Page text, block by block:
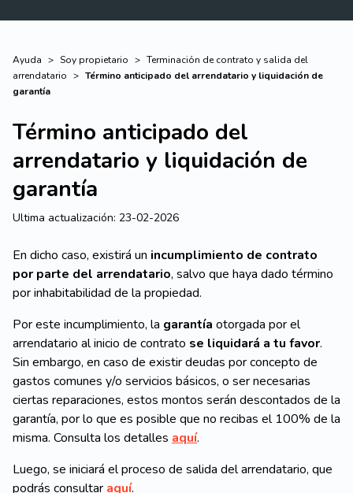
Ayuda > Soy propietario > Terminación de contrato y salida del
arrendatario > Término anticipado del arrendatario y liquidación de
garantía
Término anticipado del
arrendatario y liquidación de
garantía
Ultima actualización: 23-02-2026
En dicho caso, existirá un incumplimiento de contrato
por parte del arrendatario, salvo que haya dado término
por inhabitabilidad de la propiedad.
Por este incumplimiento, la garantía otorgada por el
arrendatario al inicio de contrato se liquidará a tu favor.
Sin embargo, en caso de existir deudas por concepto de
gastos comunes y/o servicios básicos, o ser necesarias
ciertas reparaciones, estos montos serán descontados de la
garantía, por lo que es posible que no recibas el 100% de la
misma. Consulta los detalles aquí.
Luego, se iniciará el proceso de salida del arrendatario, que
podrás consultar aquí.